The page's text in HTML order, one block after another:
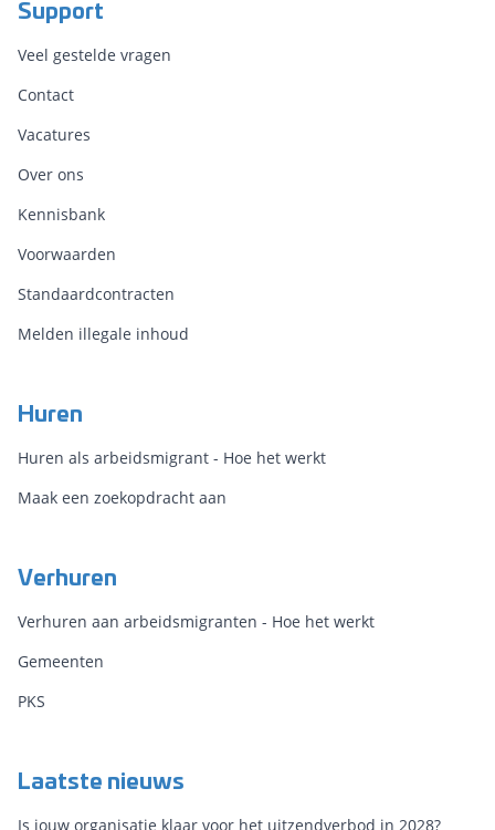
Support
Veel gestelde vragen
Contact
Vacatures
Over ons
Kennisbank
Voorwaarden
Standaardcontracten
Melden illegale inhoud
Huren
Huren als arbeidsmigrant - Hoe het werkt
Maak een zoekopdracht aan
Verhuren
Verhuren aan arbeidsmigranten - Hoe het werkt
Gemeenten
PKS
Laatste nieuws
Is jouw organisatie klaar voor het uitzendverbod in 2028?